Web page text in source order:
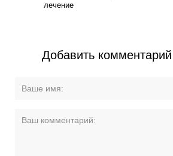
лечение
Добавить комментарий